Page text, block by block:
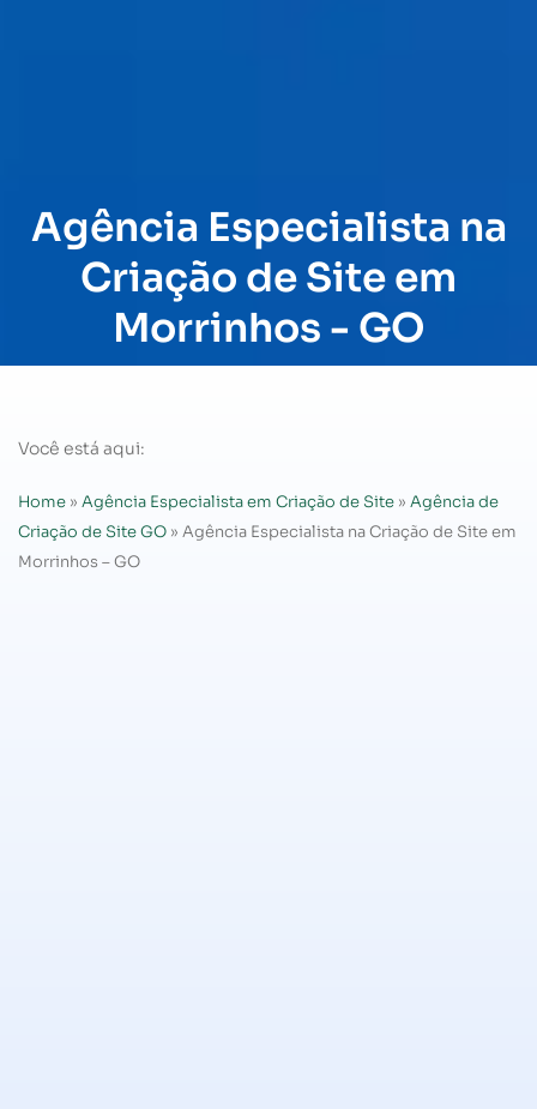
Agência Especialista na
Criação de Site em
Morrinhos - GO
Você está aqui:
Home » Agência Especialista em Criação de Site » Agência de
Criação de Site GO » Agência Especialista na Criação de Site em
Morrinhos – GO